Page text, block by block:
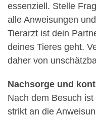
essenziell. Stelle
alle Anweisungen
Tierarzt ist dein
deines Tieres geht.
daher von
Nachsorge und
Nach dem Besuch
strikt an die